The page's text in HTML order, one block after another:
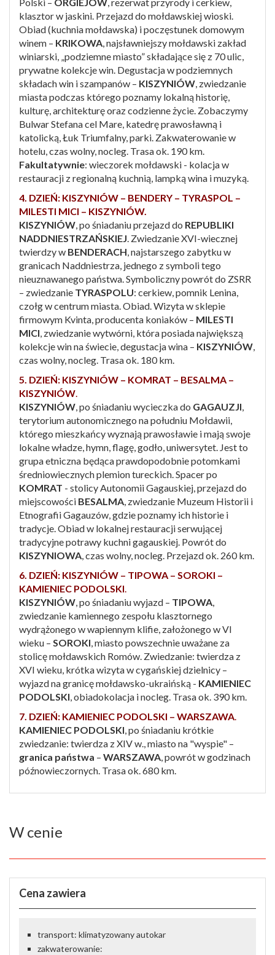
klasztor w jaskini. Przejazd do mołdawskiej wioski.
Obiad (kuchnia mołdawska) i poczęstunek domowym
winem – KRIKOWA, najsławniejszy mołdawski zakład
winiarski, „podziemne miasto” składające się z 70 ulic,
prywatne kolekcje win. Degustacja w podziemnych
składach win i szampanów – KISZYNIÓW, zwiedzanie
miasta podczas którego poznamy lokalną historię,
kulturę, architekturę oraz codzienne życie. Zobaczymy
Bulwar Stefana cel Mare, katedrę prawosławną i
katolicką, Łuk Triumfalny, parki. Zakwaterowanie w
hotelu, czas wolny, nocleg. Trasa ok. 190 km.
Fakultatywnie: wieczorek mołdawski - kolacja w
restauracji z regionalną kuchnią, lampką wina i muzyką.
4. DZIEŃ: KISZYNIÓW – BENDERY – TYRASPOL –
MILESTI MICI – KISZYNIÓW.
KISZYNIÓW, po śniadaniu przejazd do REPUBLIKI
NADDNIESTRZAŃSKIEJ. Zwiedzanie XVI-wiecznej
twierdzy w BENDERACH, najstarszego zabytku w
granicach Naddniestrza, jednego z symboli tego
nieuznawanego państwa. Symboliczny powrót do ZSRR
– zwiedzanie TYRASPOLU: cerkiew, pomnik Lenina,
czołg w centrum miasta. Obiad. Wizyta w sklepie
firmowym Kvinta, producenta koniaków – MILESTI
MICI, zwiedzanie wytwórni, która posiada największą
kolekcje win na świecie, degustacja wina – KISZYNIÓW,
czas wolny, nocleg. Trasa ok. 180 km.
5. DZIEŃ: KISZYNIÓW – KOMRAT – BESALMA –
KISZYNIÓW.
KISZYNIÓW, po śniadaniu wycieczka do GAGAUZJI,
terytorium autonomicznego na południu Mołdawii,
którego mieszkańcy wyznają prawosławie i mają swoje
lokalne władze, hymn, flagę, godło, uniwersytet. Jest to
grupa etniczna będąca prawdopodobnie potomkami
średniowiecznych plemion tureckich. Spacer po
KOMRAT - stolicy Autonomii Gagauskiej, przejazd do
miejscowości BESALMA, zwiedzanie Muzeum Historii i
Etnografii Gagauzów, gdzie poznamy ich historie i
tradycje. Obiad w lokalnej restauracji serwującej
tradycyjne potrawy kuchni gagauskiej. Powrót do
KISZYNIOWA, czas wolny, nocleg. Przejazd ok. 260 km.
6. DZIEŃ: KISZYNIÓW – TIPOWA – SOROKI –
KAMIENIEC PODOLSKI.
KISZYNIÓW, po śniadaniu wyjazd – TIPOWA,
zwiedzanie kamiennego zespołu klasztornego
wydrążonego w wapiennym klifie, założonego w VI
wieku – SOROKI, miasto powszechnie uważane za
stolicę mołdawskich Romów. Zwiedzanie: twierdza z
XVI wieku, krótka wizyta w cygańskiej dzielnicy –
wyjazd na granicę mołdawsko-ukraińską - KAMIENIEC
PODOLSKI, obiadokolacja i nocleg. Trasa ok. 390 km.
7. DZIEŃ: KAMIENIEC PODOLSKI – WARSZAWA.
KAMIENIEC PODOLSKI, po śniadaniu krótkie
zwiedzanie: twierdza z XIV w., miasto na "wyspie" –
granica państwa – WARSZAWA, powrót w godzinach
późnowieczornych. Trasa ok. 680 km.
W cenie
Cena zawiera
transport: klimatyzowany autokar
zakwaterowanie: